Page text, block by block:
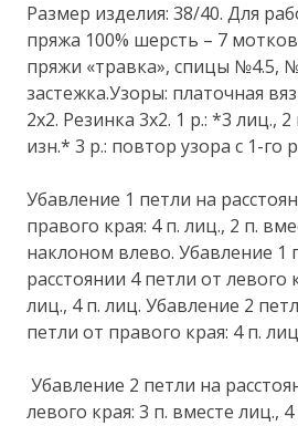
Размер изделия: 38/40. Для
пряжа 100% шерсть – 7
пряжи «травка», спицы №4.5,
застежка.Узоры: платочная
2х2. Резинка 3х2. 1 р.: *3 лиц.,
изн.* 3 р.: повтор узора с 1-го
Убавление 1 петли на
правого края: 4 п. лиц., 2 п.
наклоном влево. Убавление 1
расстоянии 4 петли от левого
лиц., 4 п. лиц. Убавление 2
петли от правого края: 4 п.
Убавление 2 петли на
левого края: 3 п. вместе лиц.,